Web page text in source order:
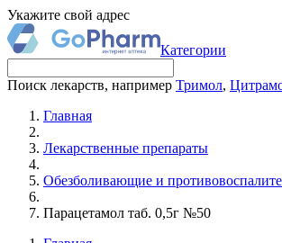
Укажите свой адрес
Категории
Поиск лекарств, например Тримол,
Главная
Лекарственные препараты
Обезболивающие и
Парацетамол таб. 0,5г №50